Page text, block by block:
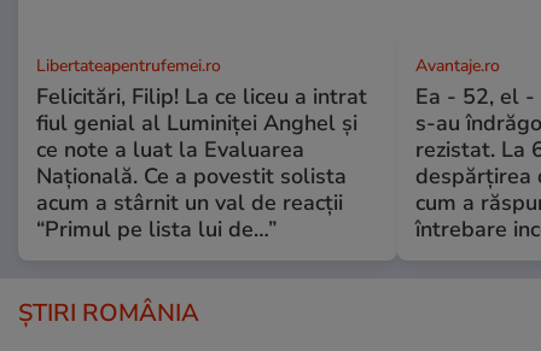
Libertateapentrufemei.ro
Felicitări, Filip! La ce liceu a intrat
fiul genial al Luminiței Anghel și
ce note a luat la Evaluarea
Națională. Ce a povestit solista
acum a stârnit un val de reacții
“Primul pe lista lui de…”
Avantaje.ro
Ea - 52, el -
s-au
rezistat. La
despărțirea
cum a
întrebare
ȘTIRI ROMÂNIA